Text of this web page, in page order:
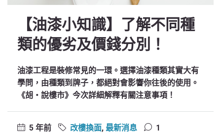
【油漆小知識】了解不同種
類的優劣及價錢分別！
油漆工程是裝修常見的一環。選擇油漆種類其實大有
學問，由種類到牌子，都絕對會影響你往後的使用。
《胡‧說樓市》今次詳細解釋有關注意事項！
5 年前 改樓換面, 最新消息 1